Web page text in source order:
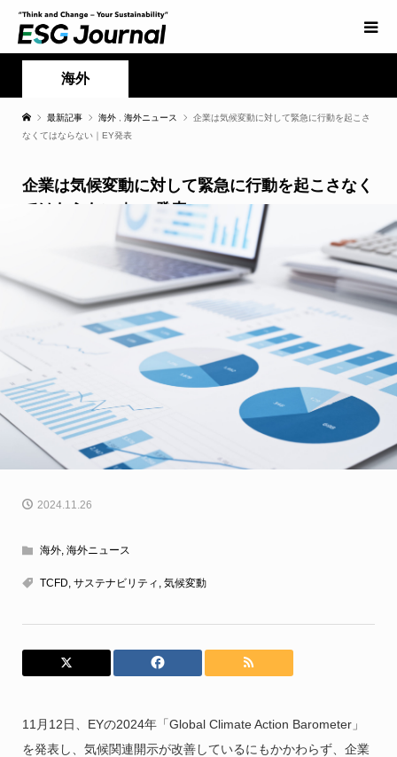
海外
最新記事 海外 海外ニュース
企業は気候変動に対して緊急に行動を起こさ
なくてはならない｜EY発表
企業は気候変動に対して緊急に行動を起こさなく
てはならない｜EY発表
2024.11.26
海外, 海外ニュース
TCFD, サステナビリティ , 気候変動
11月12日、EYの2024年「Global Climate Action Barometer」
を発表し、気候関連開示が改善しているにもかかわらず、企業